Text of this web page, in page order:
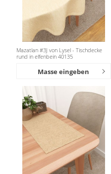
Mazatlan #3J von Lysel - Tischdecke
rund in elfenbein 40135
Masse eingeben